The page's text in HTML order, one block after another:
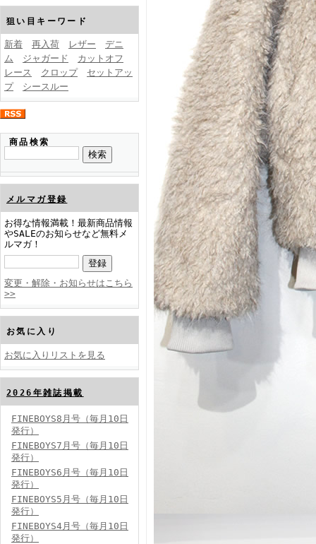
FINEBOYS2024年12月号
FINEBOYS2024年11月号
FINEBOYS2024年10月号
FINEBOYS2024年9月号
狙い目キーワード
新着 再入荷 レザー
デニ
ム
ジャガード
カットオフ
レース
クロップ
セットアッ
プ
シースルー
商品検索
メルマガ登録
お得な情報満載！最新商品情報
やSALEのお知らせなど無料メ
ルマガ！
変更・解除・お知らせはこちら
>>
お気に入り
お気に入りリストを見る
2026年雑誌掲載
FINEBOYS8月号（毎月10日
発行）
FINEBOYS7月号（毎月10日
発行）
FINEBOYS6月号（毎月10日
発行）
FINEBOYS5月号（毎月10日
発行）
FINEBOYS4月号（毎月10日
発行）